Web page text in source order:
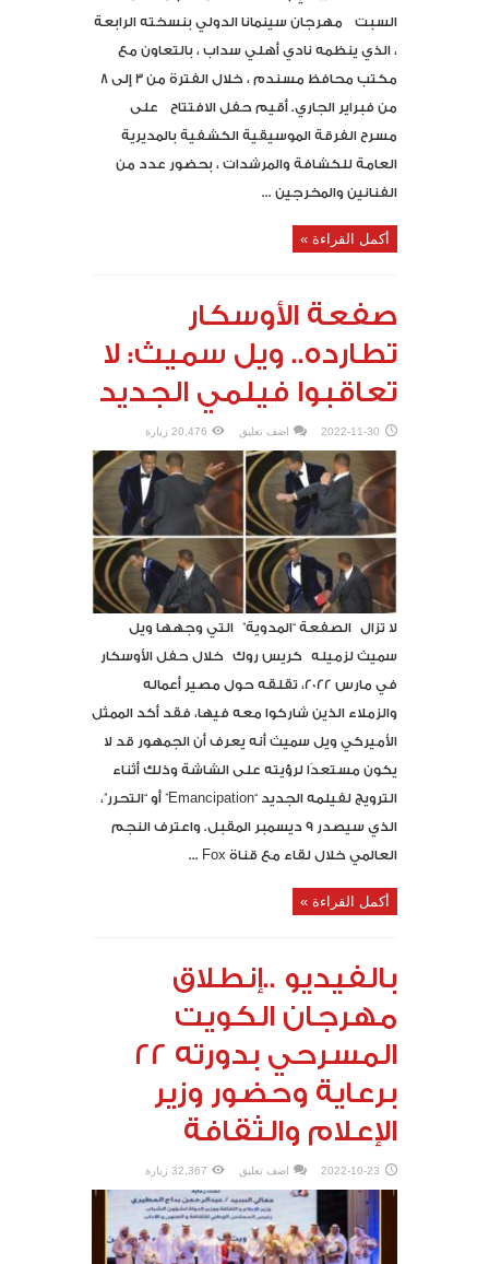
السبت مهرجان سينمانا الدولي بنسخته الرابعة
، الذي ينظمه نادي أهلي سداب ، بالتعاون مع
مكتب محافظ مسندم ، خلال الفترة من 3 إلى 8
من فبراير الجاري. أقيم حفل الافتتاح على
مسرح الفرقة الموسيقية الكشفية بالمديرية
العامة للكشافة والمرشدات ، بحضور عدد من
الفنانين والمخرجين ...
أكمل القراءة »
صفعة الأوسكار
تطارده.. ويل سميث: لا
تعاقبوا فيلمي الجديد
2022-11-30 اضف تعليق 20,476 زيارة
لا تزال الصفعة “المدوية” التي وجهها ويل
سميث لزميله كريس روك خلال حفل الأوسكار
في مارس 2022، تقلقه حول مصير أعماله
والزملاء الذين شاركوا معه فيها، فقد أكد الممثل
الأميركي ويل سميث أنه يعرف أن الجمهور قد لا
يكون مستعدًا لرؤيته على الشاشة وذلك أثناء
الترويج لفيلمه الجديد “Emancipation” أو “التحرر”،
الذي سيصدر 9 ديسمبر المقبل. واعترف النجم
العالمي خلال لقاء مع قناة Fox ...
أكمل القراءة »
بالفيديو ..إنطلاق
مهرجان الكويت
المسرحي بدورته 22
برعاية وحضور وزير
الإعلام والثقافة
2022-10-23 اضف تعليق 32,367 زيارة